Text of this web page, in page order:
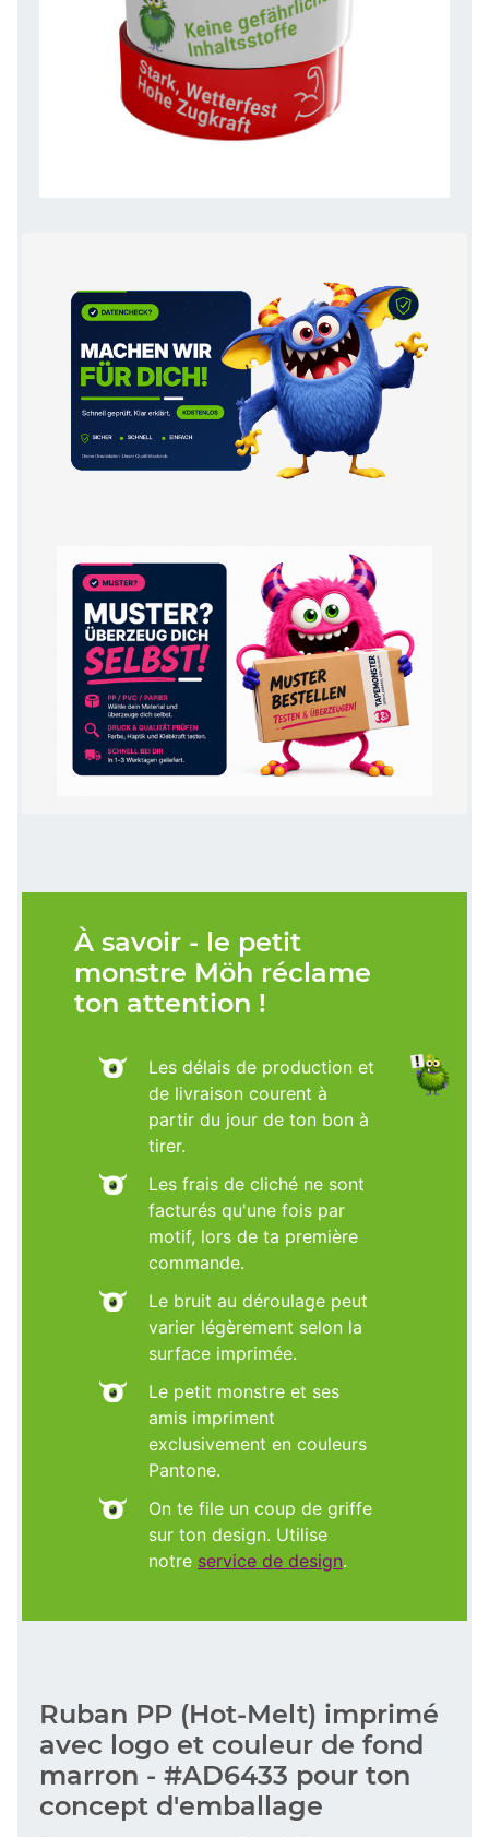
À savoir - le petit
monstre Möh réclame
ton attention !
Les délais de production et
de livraison courent à
partir du jour de ton bon à
tirer.
Les frais de cliché ne sont
facturés qu'une fois par
motif, lors de ta première
commande.
Le bruit au déroulage peut
varier légèrement selon la
surface imprimée.
Le petit monstre et ses
amis impriment
exclusivement en couleurs
Pantone.
On te file un coup de griffe
sur ton design. Utilise
notre service de design.
Ruban PP (Hot-Melt) imprimé
avec logo et couleur de fond
marron - #AD6433 pour ton
concept d'emballage